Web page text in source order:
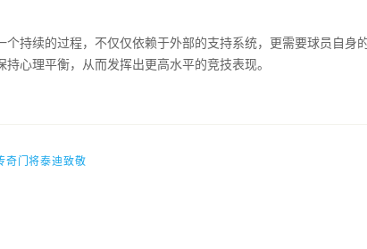
个持续的过程，不仅仅依赖于外部的支持系统，更需要球员自
心理平衡，从而发挥出更高水平的竞技表现。
奇门将泰迪致敬